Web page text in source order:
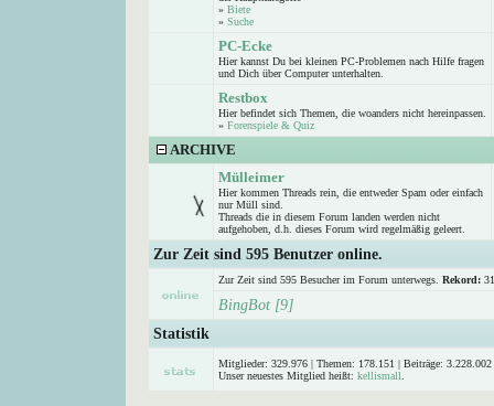
» Biete
» Suche
PC-Ecke
Hier kannst Du bei kleinen PC-Problemen nach Hilfe fragen
und Dich über Computer unterhalten.
Restbox
Hier befindet sich Themen, die woanders nicht hereinpassen.
» Forenspiele & Quiz
ARCHIVE
Mülleimer
Hier kommen Threads rein, die entweder Spam oder einfach
nur Müll sind.
Threads die in diesem Forum landen werden nicht
aufgehoben, d.h. dieses Forum wird regelmäßig geleert.
Zur Zeit sind 595 Benutzer online.
Zur Zeit sind 595 Besucher im Forum unterwegs. Rekord:
BingBot [9]
Statistik
Mitglieder: 329.976 | Themen: 178.151 | Beiträge:
Unser neuestes Mitglied heißt: kellismall